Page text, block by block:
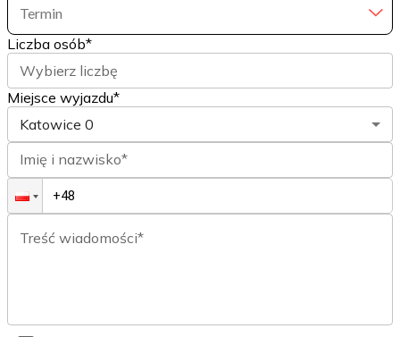
Termin
Liczba osób*
Wybierz liczbę
Miejsce wyjazdu*
Katowice 0
Imię i nazwisko*
Treść wiadomości*